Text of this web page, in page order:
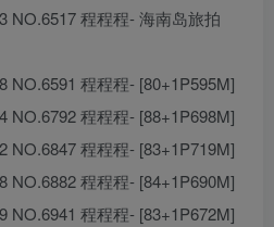
NO.6517 程程程- 海南岛旅拍
NO.6591 程程程- [80+1P595M]
NO.6792 程程程- [88+1P698M]
NO.6847 程程程- [83+1P719M]
NO.6882 程程程- [84+1P690M]
NO.6941 程程程- [83+1P672M]